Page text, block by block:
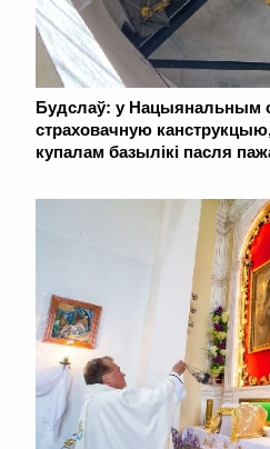
Будслаў: у Нацыянальным
страховачную
купалам базылікі пасля